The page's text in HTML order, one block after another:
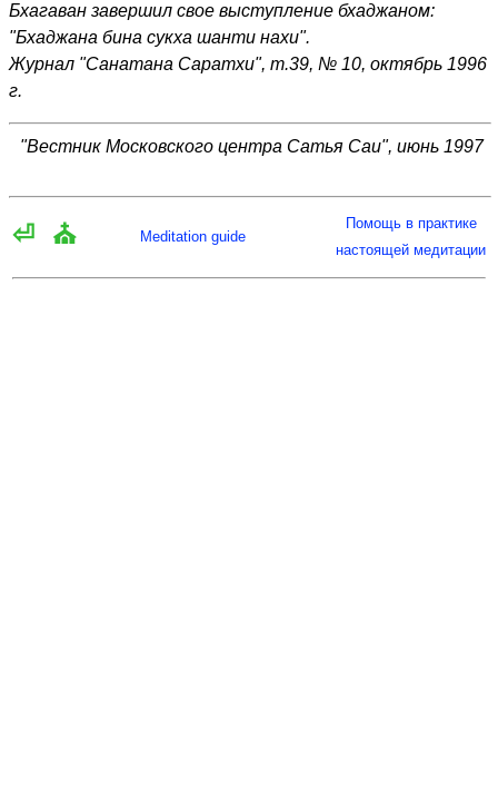
Бхагаван завершил свое выступление бхаджаном:
"Бхаджана бина сукха шанти нахи".
Журнал "Санатана Саратхи", т.39, № 10, октябрь 1996
г.
"Вестник Московского центра Сатья Саи", июнь 1997
⏎ ⛪ Meditation guide
Помощь в практике
настоящей медитации